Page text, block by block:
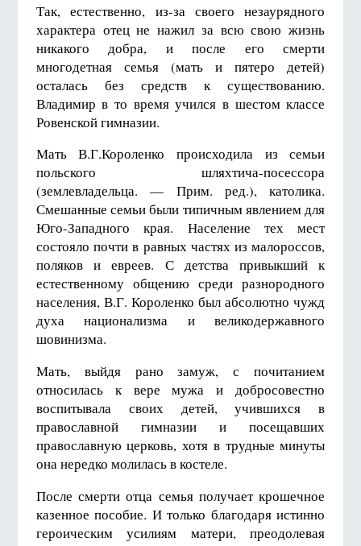
Так, естественно, из-за своего незаурядного
характера отец не нажил за всю свою жизнь
никакого добра, и после его смерти
многодетная семья (мать и пятеро детей)
осталась без средств к существованию.
Владимир в то время учился в шестом классе
Ровенской гимназии.
Мать В.Г.Короленко происходила из семьи
польского шляхтича-посессора
(землевладельца. — Прим. ред.), католика.
Смешанные семьи были типичным явлением для
Юго-Западного края. Население тех мест
состояло почти в равных частях из малороссов,
поляков и евреев. С детства привыкший к
естественному общению среди разнородного
населения, В.Г. Короленко был абсолютно чужд
духа национализма и великодержавного
шовинизма.
Мать, выйдя рано замуж, с почитанием
относилась к вере мужа и добросовестно
воспитывала своих детей, учившихся в
православной гимназии и посещавших
православную церковь, хотя в трудные минуты
она нередко молилась в костеле.
После смерти отца семья получает крошечное
казенное пособие. И только благодаря истинно
героическим усилиям матери, преодолевая